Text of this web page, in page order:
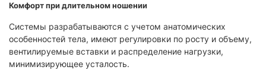
Комфорт при длительном ношении
Системы разрабатываются с учетом анатомических
особенностей тела, имеют регулировки по росту и объему,
вентилируемые вставки и распределение нагрузки,
минимизирующее усталость.